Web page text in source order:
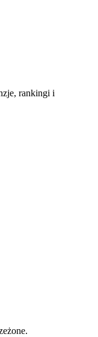
rankingi i